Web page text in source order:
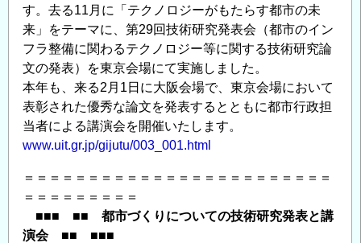
催
の
ご
案
内
＜
CPD
単
可
す。去る11月に「テクノロジーがもたらす都市の未
来」をテーマに、第29回技術研究発表会（都市のイン
フラ整備に関わるテクノロジー等に関する技術研究論
文の発表）を東京会場にて実施しました。
本年も、来る2月1日に大阪会場で、東京会場において
表彰された優秀な論文を発表するとともに都市行政担
当者による講演会を開催いたします。
www.uit.gr.jp/gijutu/003_001.html
＝＝＝＝＝＝＝＝＝＝＝＝＝＝＝＝＝＝＝＝＝＝＝＝
＝＝＝＝＝＝＝＝＝
■■■ ■■ 都市づくりについての技術研究発表と講
演会 ■■ ■■■